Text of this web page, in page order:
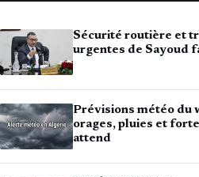
Sécurité routière et
urgentes de Sayoud
Prévisions météo du
orages, pluies et
attend